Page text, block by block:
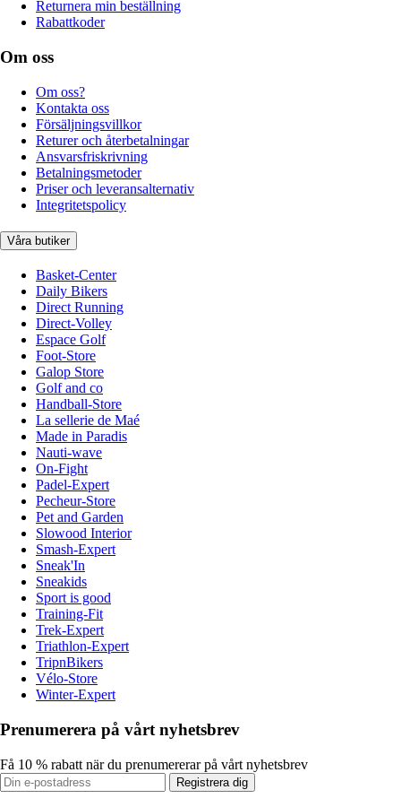
Returnera min beställning
Rabattkoder
Om oss
Om oss?
Kontakta oss
Försäljningsvillkor
Returer och återbetalningar
Ansvarsfriskrivning
Betalningsmetoder
Priser och leveransalternativ
Integritetspolicy
Våra butiker
Basket-Center
Daily Bikers
Direct Running
Direct-Volley
Espace Golf
Foot-Store
Galop Store
Golf and co
Handball-Store
La sellerie de Maé
Made in Paradis
Nauti-wave
On-Fight
Padel-Expert
Pecheur-Store
Pet and Garden
Slowood Interior
Smash-Expert
Sneak'In
Sneakids
Sport is good
Training-Fit
Trek-Expert
Triathlon-Expert
TripnBikers
Vélo-Store
Winter-Expert
Prenumerera på vårt nyhetsbrev
Få 10 % rabatt när du prenumererar på vårt nyhetsbrev
Registrera dig